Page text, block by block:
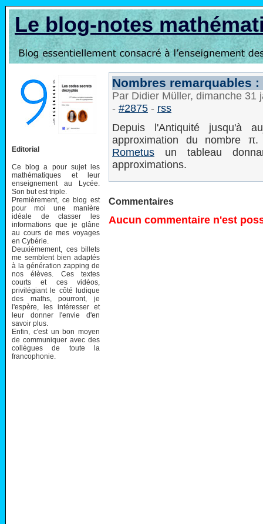
Le blog-notes
Editorial
Ce blog a pour sujet les
mathématiques et leur
enseignement au Lycée.
Son but est triple.
Premièrement, ce blog est
pour moi une manière
idéale de classer les
informations que je glâne
au cours de mes voyages
en Cybérie.
Deuxièmement, ces billets
me semblent bien adaptés
à la génération zapping de
nos élèves. Ces textes
courts et ces vidéos,
privilégiant le côté ludique
des maths, pourront, je
l'espère, les intéresser et
leur donner l'envie d'en
savoir plus.
Enfin, c'est un bon moyen
de communiquer avec des
collègues de toute la
francophonie.
Nombres remarquables
Par Didier Müller, dimanche 31
- #2875 - rss
Depuis l'Antiquité jusqu'à
approximation du nombre
Rometus un tableau
approximations.
Commentaires
Aucun commentaire n'est